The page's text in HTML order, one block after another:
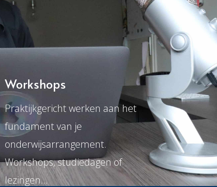
Workshops
Praktijkgericht werken aan het
fundament van je
onderwijsarrangement.
Workshops, studiedagen of
lezingen…